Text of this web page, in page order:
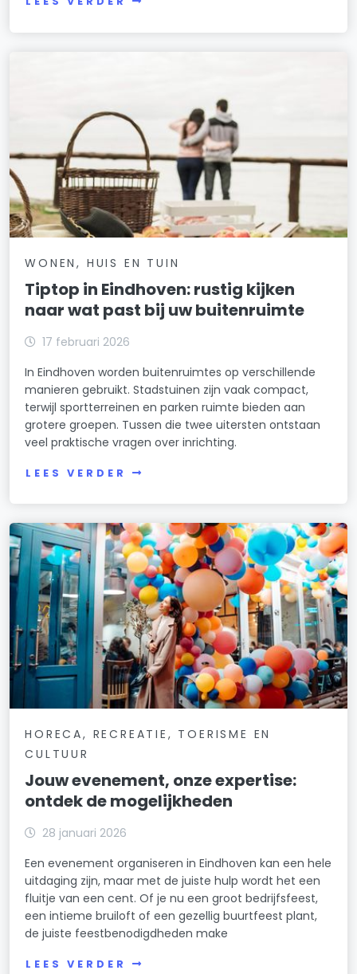
WONEN, HUIS EN TUIN
Tiptop in Eindhoven: rustig kijken
naar wat past bij uw buitenruimte
17 februari 2026
In Eindhoven worden buitenruimtes op verschillende
manieren gebruikt. Stadstuinen zijn vaak compact,
terwijl sportterreinen en parken ruimte bieden aan
grotere groepen. Tussen die twee uitersten ontstaan
veel praktische vragen over inrichting.
LEES VERDER
HORECA, RECREATIE, TOERISME EN
CULTUUR
Jouw evenement, onze expertise:
ontdek de mogelijkheden
28 januari 2026
Een evenement organiseren in Eindhoven kan een hele
uitdaging zijn, maar met de juiste hulp wordt het een
fluitje van een cent. Of je nu een groot bedrijfsfeest,
een intieme bruiloft of een gezellig buurtfeest plant,
de juiste feestbenodigdheden make
LEES VERDER